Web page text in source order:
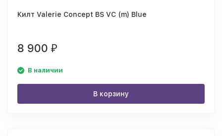
Килт Valerie Concept BS VC (m) Blue
8 900 ₽
В наличии
В корзину